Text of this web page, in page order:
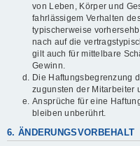
von Leben, Körper und
fahrlässigem Verhalten
typischerweise
nach auf die
gilt auch für mittelbare
Gewinn.
Die Haftungsbegrenzung
zugunsten der Mitarbeiter
Ansprüche für eine
bleiben unberührt.
6. ÄNDERUNGSVORBEHALT